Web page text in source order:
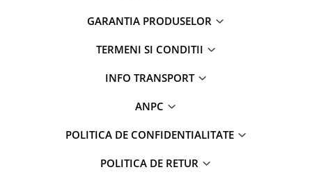
GARANTIA PRODUSELOR
TERMENI SI CONDITII
INFO TRANSPORT
ANPC
POLITICA DE CONFIDENTIALITATE
POLITICA DE RETUR